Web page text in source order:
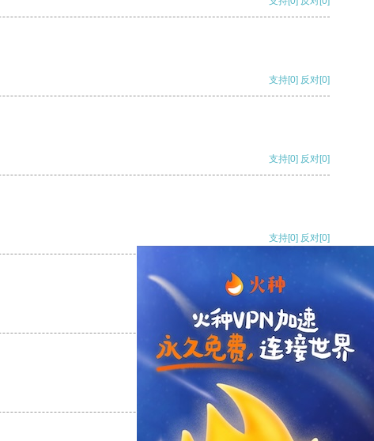
支持[0] 反对[0]
支持[0] 反对[0]
支持[0] 反对[0]
支持[0] 反对
支持